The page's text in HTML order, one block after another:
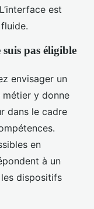
est
pas éligible
envisager un
y donne
dans le cadre
en
à un
dispositifs